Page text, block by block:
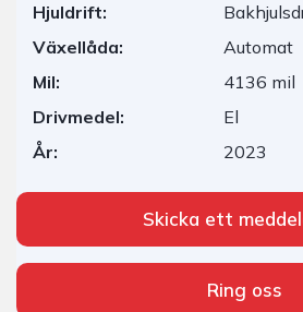
Hjuldrift:
Växellåda:
Automat
Mil:
4136 mil
Drivmedel:
El
År:
2023
Skicka ett
Ring oss